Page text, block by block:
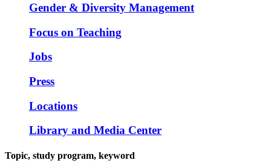
Gender & Diversity Management
Focus on Teaching
Jobs
Press
Locations
Library and Media Center
Topic, study program, keyword